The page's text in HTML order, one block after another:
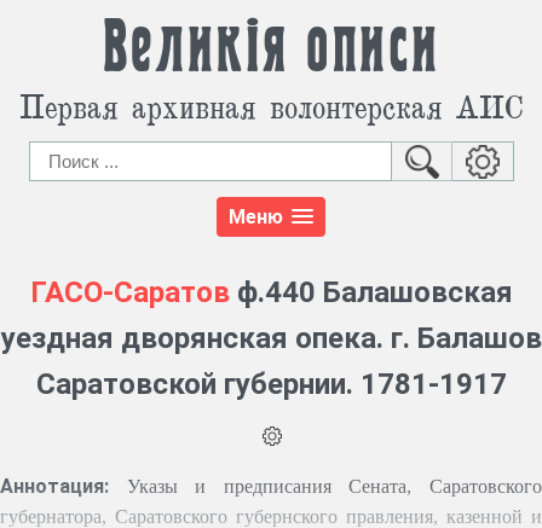
Великія описи
Первая архивная волонтерская АИС
Меню
ГАСО-Саратовф.440 Балашовская
уездная дворянская опека. г. Балашов
Саратовской губернии. 1781-1917
Аннотация:
Указы и предписания Сената, Саратовского
губернатора, Саратовского губернского правления, казенной и